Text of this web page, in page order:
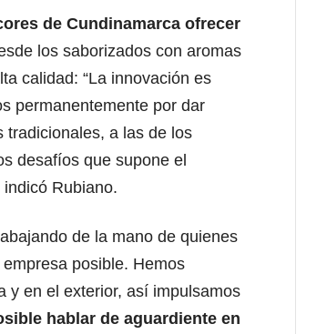
de Cundinamarca ofrecer
los saborizados con aromas
calidad: “La innovación es
permanentemente por dar
tradicionales, a las de los
desafíos que supone el
Rubiano.
de la mano de quienes
posible. Hemos
y en el exterior, así impulsamos
hablar de aguardiente en